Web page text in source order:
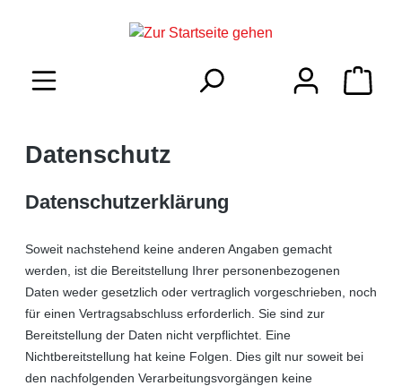
Datenschutz
Datenschutzerklärung
Soweit nachstehend keine anderen Angaben gemacht
werden, ist die Bereitstellung Ihrer personenbezogenen
Daten weder gesetzlich oder vertraglich vorgeschrieben, noch
für einen Vertragsabschluss erforderlich. Sie sind zur
Bereitstellung der Daten nicht verpflichtet. Eine
Nichtbereitstellung hat keine Folgen. Dies gilt nur soweit bei
den nachfolgenden Verarbeitungsvorgängen keine